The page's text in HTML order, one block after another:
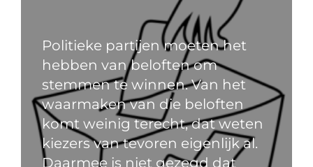
Politieke partijen moeten het
hebben van beloften om
stemmen te winnen. Van het
waarmaken van die beloften
komt weinig terecht, dat weten
kiezers van tevoren eigenlijk al.
Daarmee is niet gezegd dat